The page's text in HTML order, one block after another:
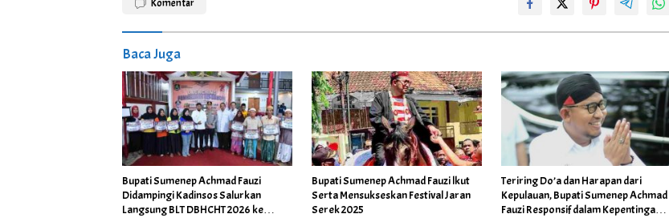
Komentar
Baca Juga
Bupati Sumenep Achmad Fauzi
Didampingi Kadinsos Salurkan
Langsung BLT DBHCHT 2026 ke
Bupati Sumenep Achmad Fauzi lkut
Serta Mensukseskan Festival Jaran
Serek 2025
Teriring Do’a dan Harapan dari
Kepulauan, Bupati Sumenep Achmad
Fauzi Responsif dalam Kepentingan